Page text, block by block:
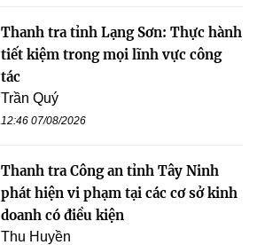
Thanh tra tỉnh Lạng Sơn: Thực hành
tiết kiệm trong mọi lĩnh vực công
tác
Trần Quý
12:46 07/08/2026
Thanh tra Công an tỉnh Tây Ninh
phát hiện vi phạm tại các cơ sở kinh
doanh có điều kiện
Thu Huyền